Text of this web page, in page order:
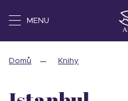
MENU
Domů Knihy